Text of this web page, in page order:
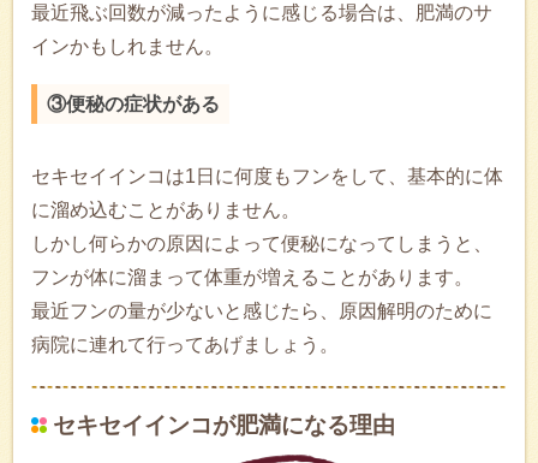
最近飛ぶ回数が減ったように感じる場合は、肥満のサ
インかもしれません。
③便秘の症状がある
セキセイインコは1日に何度もフンをして、基本的に体
に溜め込むことがありません。
しかし何らかの原因によって便秘になってしまうと、
フンが体に溜まって体重が増えることがあります。
最近フンの量が少ないと感じたら、原因解明のために
病院に連れて行ってあげましょう。
セキセイインコが肥満になる理由